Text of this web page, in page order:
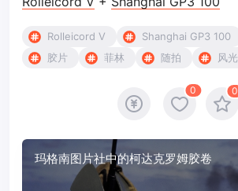
Rolleicord V Shanghai GP3 100
胶片
菲林 随拍 风光
0 0
玛格南图片社中的柯达克罗姆胶卷